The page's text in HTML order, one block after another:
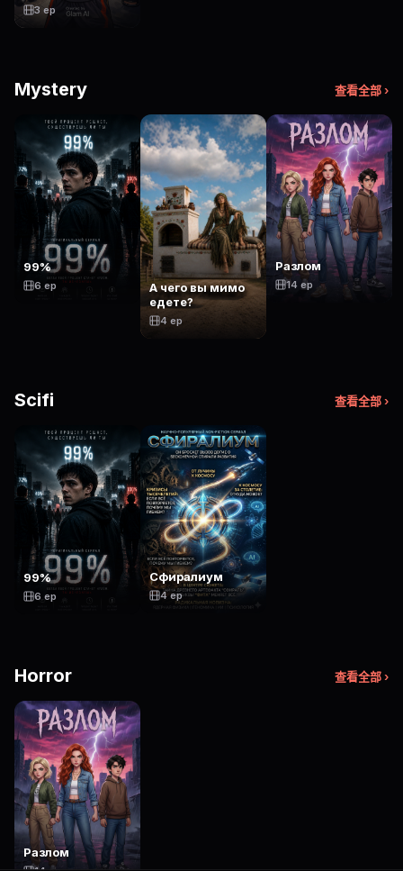
3 ep
Mystery 查看全部 ›
99%
6 ep
А чего вы мимо
едете?
4 ep
Разлом
14 ep
Scifi 查看全部 ›
99%
6 ep
Сфиралиум
4 ep
Horror 查看全部 ›
Разлом